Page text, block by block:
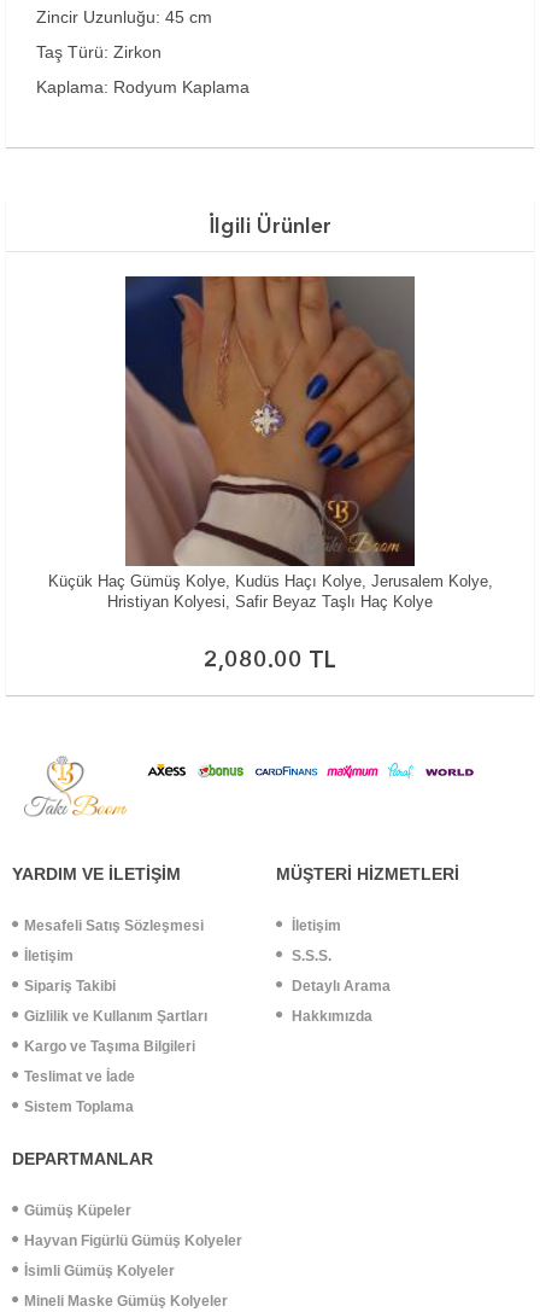
Zincir Uzunluğu: 45 cm
Taş Türü: Zirkon
Kaplama: Rodyum Kaplama
İlgili Ürünler
Küçük Haç Gümüş Kolye, Kudüs Haçı Kolye, Jerusalem Kolye,
Hristiyan Kolyesi, Safir Beyaz Taşlı Haç Kolye
2,080.00 TL
YARDIM VE İLETİŞİM
Mesafeli Satış Sözleşmesi
İletişim
Sipariş Takibi
Gizlilik ve Kullanım Şartları
Kargo ve Taşıma Bilgileri
Teslimat ve İade
Sistem Toplama
MÜŞTERİ HİZMETLERİ
İletişim
S.S.S.
Detaylı Arama
Hakkımızda
DEPARTMANLAR
Gümüş Küpeler
Hayvan Figürlü Gümüş Kolyeler
İsimli Gümüş Kolyeler
Mineli Maske Gümüş Kolyeler